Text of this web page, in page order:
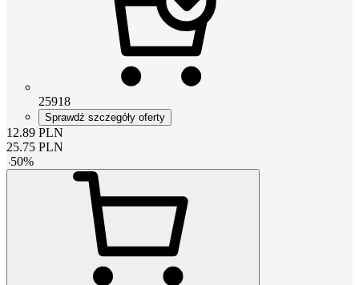
25918
Sprawdź szczegóły oferty
12.89 PLN
25.75 PLN
-50%